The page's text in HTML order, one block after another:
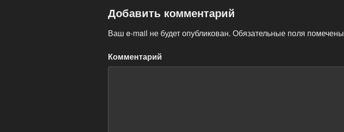
Добавить комментарий
Ваш e-mail не будет опубликован. Обязательные поля помечены
Комментарий